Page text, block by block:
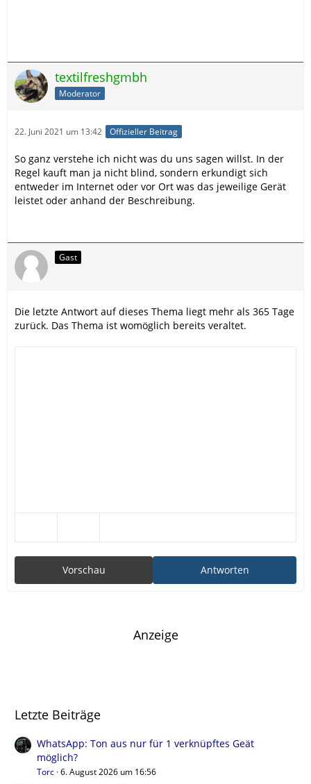
textilfreshgmbh
Moderator
22. Juni 2021 um 13:42 Offizieller Beitrag
So ganz verstehe ich nicht was du uns sagen willst. In der
Regel kauft man ja nicht blind, sondern erkundigt sich
entweder im Internet oder vor Ort was das jeweilige Gerät
leistet oder anhand der Beschreibung.
Gast
Die letzte Antwort auf dieses Thema liegt mehr als 365 Tage
zurück. Das Thema ist womöglich bereits veraltet.
Antworten
Vorschau
Anzeige
Letzte Beiträge
WhatsApp: Ton aus nur für 1 verknüpftes Geät
möglich?
Torc 6. August 2026 um 16:56